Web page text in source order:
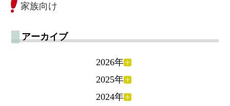
家族向け
アーカイブ
2026年
2025年
2024年